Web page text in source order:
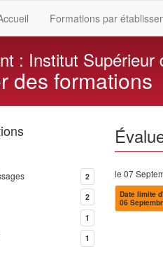
Formations par
: Institut
des formations
2
2
1
1
le 07
Date limite
06